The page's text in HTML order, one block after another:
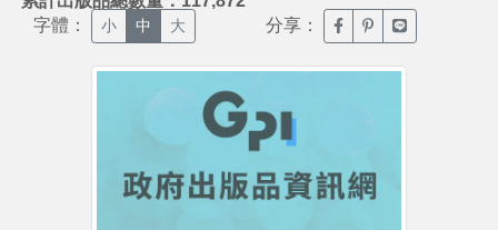
字體： 小 中 大 分享： 臉書分享(另開新視窗)
噗浪分享(另開新
Line分享(另